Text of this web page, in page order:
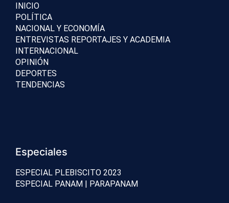
INICIO
POLÍTICA
NACIONAL Y ECONOMÍA
ENTREVISTAS REPORTAJES Y ACADEMIA
INTERNACIONAL
OPINIÓN
DEPORTES
TENDENCIAS
Especiales
ESPECIAL PLEBISCITO 2023
ESPECIAL PANAM | PARAPANAM